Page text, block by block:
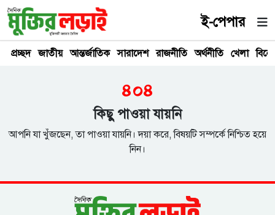
ই-পেপার
প্রচ্ছদ জাতীয় আন্তর্জাতিক সারাদেশ রাজনীতি অর্থনীতি খেলা
৪০৪
কিছু পাওয়া যায়নি
আপনি যা খুঁজছেন, তা পাওয়া যায়নি। দয়া করে, বিষয়টি সম্পর্কে নিশ্চিত হয়ে
নিন।